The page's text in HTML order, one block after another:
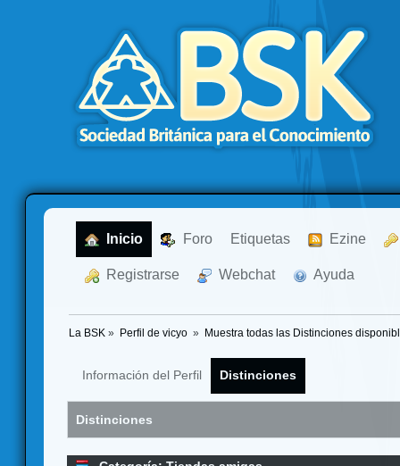
Inicio Foro Etiquetas Ezine
Registrarse Webchat Ayuda
La BSK » Perfil de vicyo » Muestra todas las Distinciones
Información del Perfil Distinciones
Distinciones